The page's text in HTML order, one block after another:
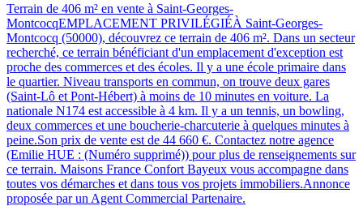
Terrain de 406 m² en vente à Saint-Georges-
MontcocqEMPLACEMENT PRIVILÉGIÉÀ Saint-Georges-
Montcocq (50000), découvrez ce terrain de 406 m². Dans un secteur
recherché, ce terrain bénéficiant d'un emplacement d'exception est
proche des commerces et des écoles. Il y a une école primaire dans
le quartier. Niveau transports en commun, on trouve deux gares
(Saint-Lô et Pont-Hébert) à moins de 10 minutes en voiture. La
nationale N174 est accessible à 4 km. Il y a un tennis, un bowling,
deux commerces et une boucherie-charcuterie à quelques minutes à
peine.Son prix de vente est de 44 660 €. Contactez notre agence
(Emilie HUE : (Numéro supprimé)) pour plus de renseignements sur
ce terrain. Maisons France Confort Bayeux vous accompagne dans
toutes vos démarches et dans tous vos projets immobiliers.Annonce
proposée par un Agent Commercial Partenaire.